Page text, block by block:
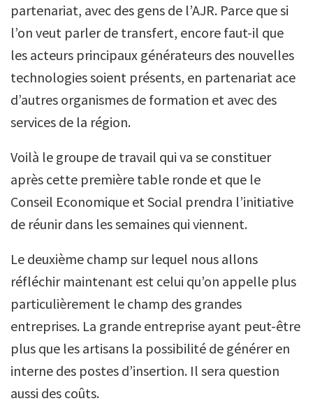
partenariat, avec des gens de l’AJR. Parce que si
l’on veut parler de transfert, encore faut-il que
les acteurs principaux générateurs des nouvelles
technologies soient présents, en partenariat ace
d’autres organismes de formation et avec des
services de la région.
Voilà le groupe de travail qui va se constituer
après cette première table ronde et que le
Conseil Economique et Social prendra l’initiative
de réunir dans les semaines qui viennent.
Le deuxième champ sur lequel nous allons
réfléchir maintenant est celui qu’on appelle plus
particulièrement le champ des grandes
entreprises. La grande entreprise ayant peut-être
plus que les artisans la possibilité de générer en
interne des postes d’insertion. Il sera question
aussi des coûts.